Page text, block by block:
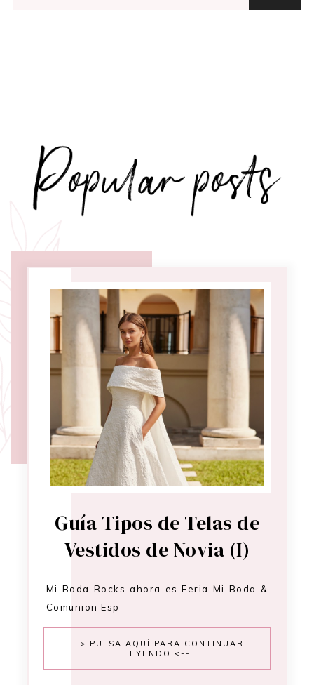
Guía Tipos de Telas de
Vestidos de Novia (I)
Mi Boda Rocks ahora es Feria Mi Boda &
Comunion Esp
--> PULSA AQUÍ PARA CONTINUAR
LEYENDO <--